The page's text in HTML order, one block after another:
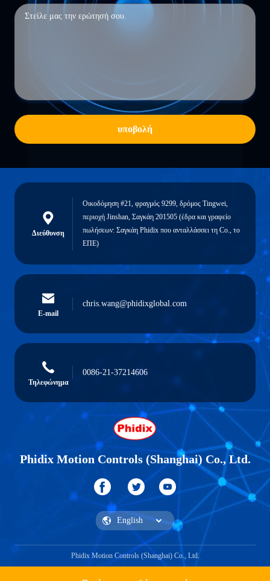
υποβολή
Διεύθυνση
Οικοδόμηση #21, φραγμός 9299, δρόμος Tingwei,
περιοχή Jinshan, Σαγκάη 201505 (έδρα και γραφείο
πωλήσεων: Σαγκάη Phidix που ανταλλάσσει τη Co., το
ΕΠΕ)
E-mail
chris.wang@phidixglobal.com
Τηλεφώνημα
0086-21-37214606
Phidix Motion Controls (Shanghai) Co., Ltd.
Phidix Motion Controls (Shanghai) Co., Ltd.